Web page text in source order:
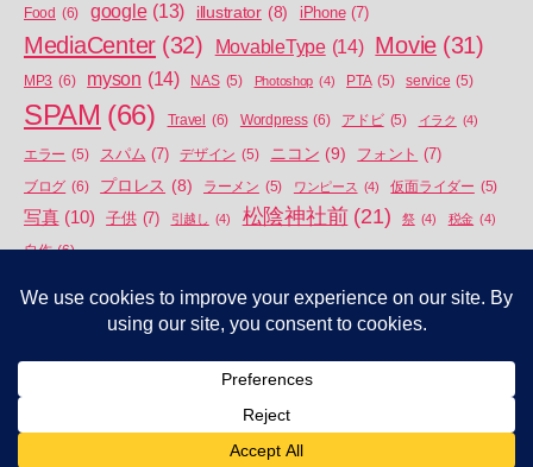
Food (6) google (13) illustrator (8) iPhone (7)
MediaCenter (32) MovableType (14) Movie (31)
MP3 (6) myson (14) NAS (5) Photoshop (4) PTA (5) service (5)
SPAM (66) Travel (6) Wordpress (6) アドビ (5) イラク (4)
エラー (5) スパム (7) デザイン (5) ニコン (9) フォント (7)
ブログ (6) プロレス (8) ラーメン (5) ワンピース (4) 仮面ライダー (5)
写真 (10) 子供 (7) 引越し (4) 松陰神社前 (21) 祭 (4) 税金 (4)
自作 (6)
APEIROPHOBIA
Privacy policy